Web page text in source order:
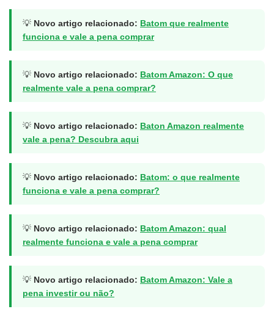
💡 Novo artigo relacionado: Batom que realmente
funciona e vale a pena comprar
💡 Novo artigo relacionado: Batom Amazon: O que
realmente vale a pena comprar?
💡 Novo artigo relacionado: Baton Amazon realmente
vale a pena? Descubra aqui
💡 Novo artigo relacionado: Batom: o que realmente
funciona e vale a pena comprar?
💡 Novo artigo relacionado: Batom Amazon: qual
realmente funciona e vale a pena comprar
💡 Novo artigo relacionado: Batom Amazon: Vale a
pena investir ou não?